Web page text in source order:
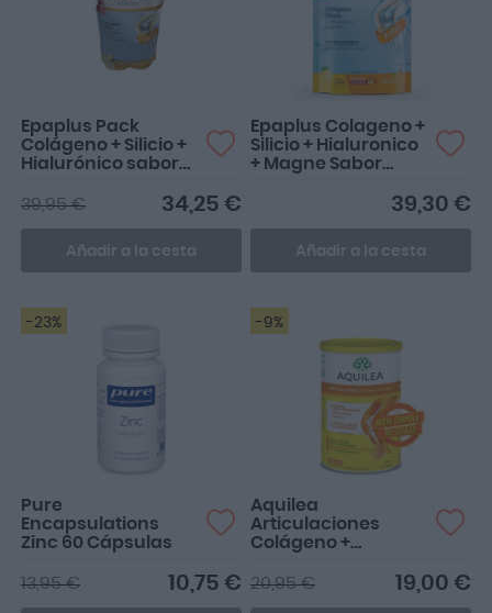
Epaplus Pack
Colágeno + Silicio +
Hialurónico sabor
34,25 €
39,95 €
Añadir a la cesta
Epaplus Colageno +
Silicio + Hialuronico
+ Magne Sabor
39,30 €
Añadir a la cesta
-23%
Pure
Encapsulations
Zinc 60 Cápsulas
10,75 €
13,95 €
-9%
Aquilea
Articulaciones
Colágeno +
19,00 €
20,95 €